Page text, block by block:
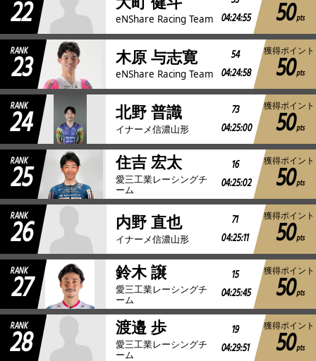
22 eNShare Racing Team
04:24:55
50pts
RANK
23 木原 与志寛
eNShare Racing Team
54
04:24:58
獲得ポイント
50pts
RANK
24 北野 普識
イナーメ信濃山形
73
04:25:00
獲得ポイント
50pts
RANK
25 住吉 宏太
愛三工業レーシングチ
ーム
16
04:25:02
獲得ポイント
50pts
RANK
26 内野 直也
イナーメ信濃山形
71
04:25:11
獲得ポイント
50pts
RANK
27 鈴木 譲
愛三工業レーシングチ
ーム
15
04:25:45
獲得ポイント
50pts
RANK
28 渡邉 歩
愛三工業レーシングチ
ーム
19
04:29:51
獲得ポイント
50pts